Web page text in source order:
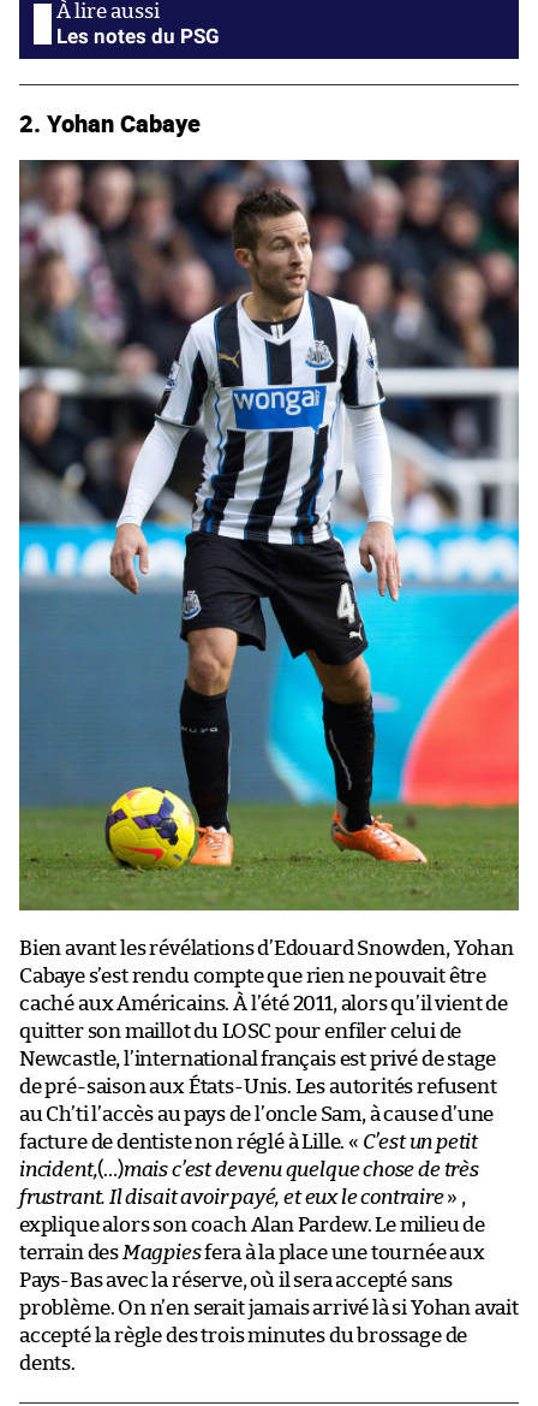
Les notes du PSG
2. Yohan Cabaye
Bien avant les révélations d’Edouard Snowden, Yohan
Cabaye s’est rendu compte que rien ne pouvait être
caché aux Américains. À l’été 2011, alors qu’il vient de
quitter son maillot du LOSC pour enfiler celui de
Newcastle, l’international français est privé de stage
de pré-saison aux États-Unis. Les autorités refusent
au Ch’ti l’accès au pays de l’oncle Sam, à cause d’une
facture de dentiste non réglé à Lille. « C’est un petit
incident,(…)mais c’est devenu quelque chose de très
frustrant. Il disait avoir payé, et eux le contraire» ,
explique alors son coach Alan Pardew. Le milieu de
terrain des Magpiesfera à la place une tournée aux
Pays-Bas avec la réserve, où il sera accepté sans
problème. On n’en serait jamais arrivé là si Yohan avait
accepté la règle des trois minutes du brossage de
dents.